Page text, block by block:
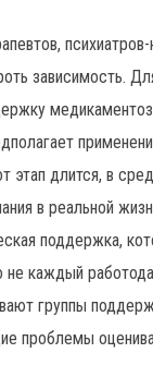
зависимость.
этап длится, в
в реальной
поддержка,
каждый
группы
проблемы